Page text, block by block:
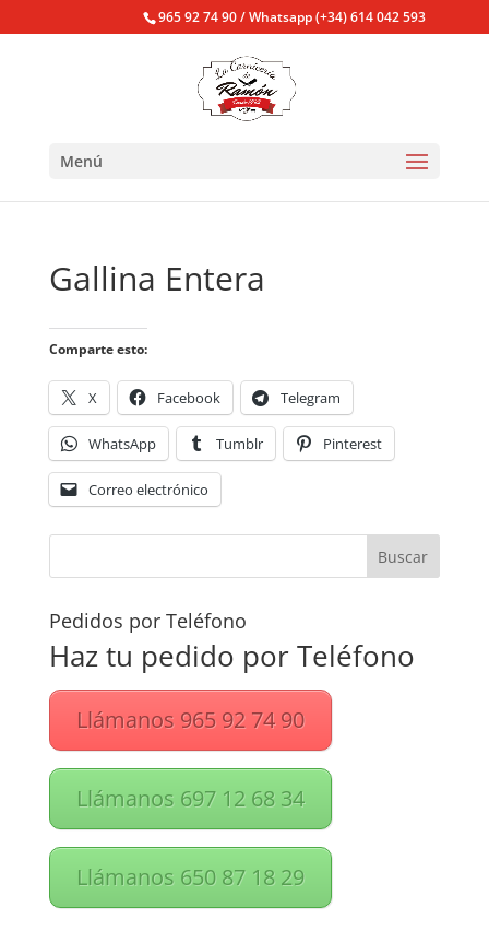
965 92 74 90 / Whatsapp (+34) 614 042 593
Menú
Gallina Entera
Comparte esto:
X Facebook Telegram
WhatsApp Tumblr Pinterest
Correo electrónico
Pedidos por Teléfono
Haz tu pedido por Teléfono
Llámanos 965 92 74 90
Llámanos 697 12 68 34
Llámanos 650 87 18 29